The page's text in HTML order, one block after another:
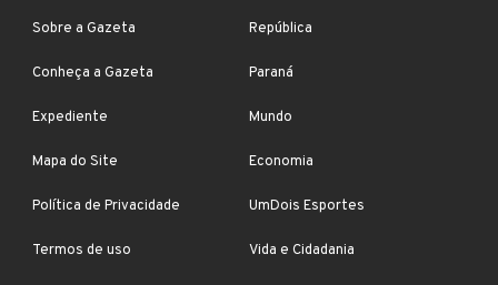
Sobre a Gazeta
Conheça a Gazeta
Expediente
Mapa do Site
Política de Privacidade
Termos de uso
República
Paraná
Mundo
Economia
UmDois Esportes
Vida e Cidadania